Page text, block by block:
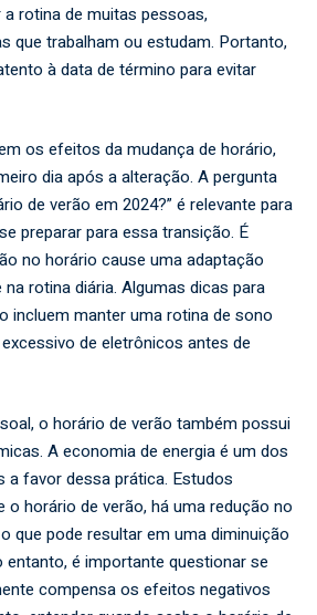
rotina de muitas pessoas,
que trabalham ou estudam. Portanto,
à data de término para evitar
os efeitos da mudança de horário,
dia após a alteração. A pergunta
de verão em 2024?” é relevante para
preparar para essa transição. É
no horário cause uma adaptação
rotina diária. Algumas dicas para
incluem manter uma rotina de sono
de eletrônicos antes de
o horário de verão também possui
A economia de energia é um dos
a favor dessa prática. Estudos
o horário de verão, há uma redução no
que pode resultar em uma diminuição
é importante questionar se
compensa os efeitos negativos